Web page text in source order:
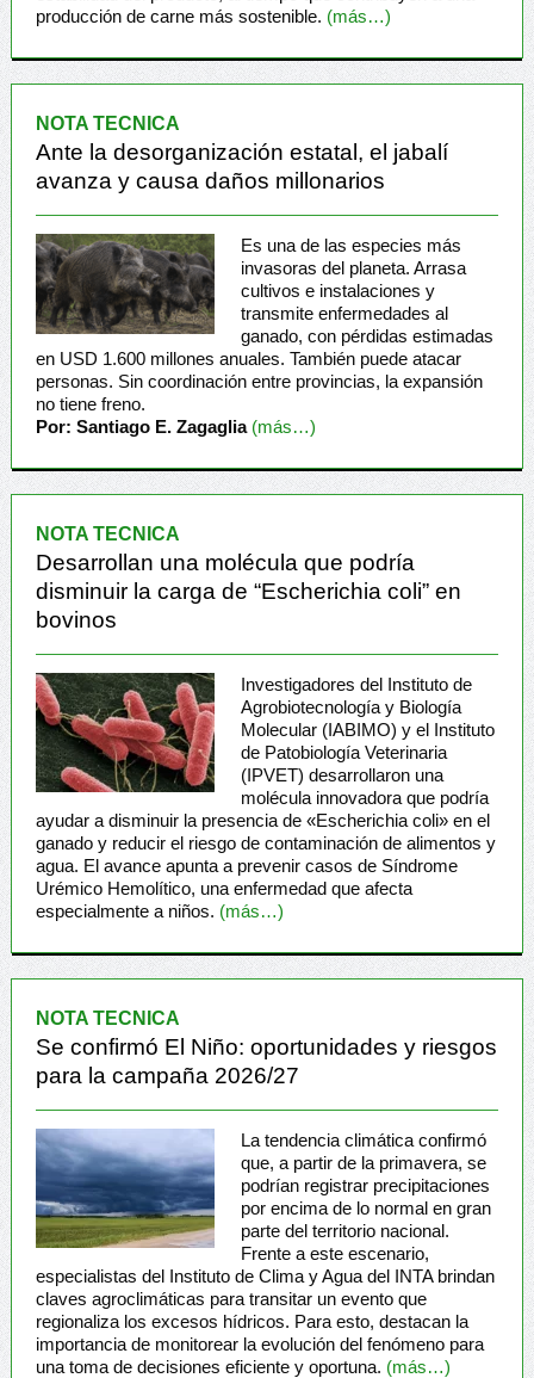
producción de carne más sostenible. (más…)
NOTA TECNICA
Ante la desorganización estatal, el jabalí
avanza y causa daños millonarios
Es una de las especies más
invasoras del planeta. Arrasa
cultivos e instalaciones y
transmite enfermedades al
ganado, con pérdidas estimadas
en USD 1.600 millones anuales. También puede atacar
personas. Sin coordinación entre provincias, la expansión
no tiene freno.
Por: Santiago E. Zagaglia (más…)
NOTA TECNICA
Desarrollan una molécula que podría
disminuir la carga de “Escherichia coli” en
bovinos
Investigadores del Instituto de
Agrobiotecnología y Biología
Molecular (IABIMO) y el Instituto
de Patobiología Veterinaria
(IPVET) desarrollaron una
molécula innovadora que podría
ayudar a disminuir la presencia de «Escherichia coli» en el
ganado y reducir el riesgo de contaminación de alimentos y
agua. El avance apunta a prevenir casos de Síndrome
Urémico Hemolítico, una enfermedad que afecta
especialmente a niños. (más…)
NOTA TECNICA
Se confirmó El Niño: oportunidades y riesgos
para la campaña 2026/27
La tendencia climática confirmó
que, a partir de la primavera, se
podrían registrar precipitaciones
por encima de lo normal en gran
parte del territorio nacional.
Frente a este escenario,
especialistas del Instituto de Clima y Agua del INTA brindan
claves agroclimáticas para transitar un evento que
regionaliza los excesos hídricos. Para esto, destacan la
importancia de monitorear la evolución del fenómeno para
una toma de decisiones eficiente y oportuna. (más…)